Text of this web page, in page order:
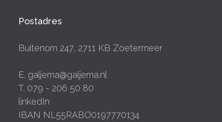
Postadres
Buitenom 247, 2711 KB Zoetermeer
E. galjema@galjema.nl
T. 079 - 206 50 80
linkedIn
IBAN NL55RABO0197770134